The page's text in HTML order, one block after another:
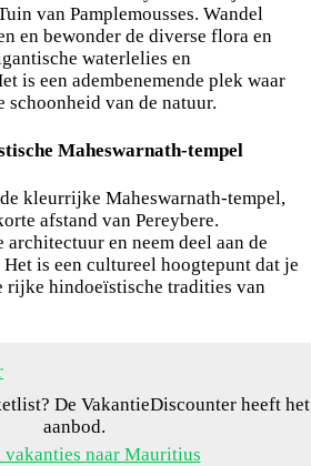
van Pamplemousses. Wandel
en bewonder de diverse flora en
waterlelies en
is een adembenemende plek waar
schoonheid van de natuur.
Maheswarnath-tempel
kleurrijke Maheswarnath-tempel,
afstand van Pereybere.
en neem deel aan de
is een cultureel hoogtepunt dat je
hindoeïstische tradities van
De VakantieDiscounter heeft het
aanbod.
naar Mauritius